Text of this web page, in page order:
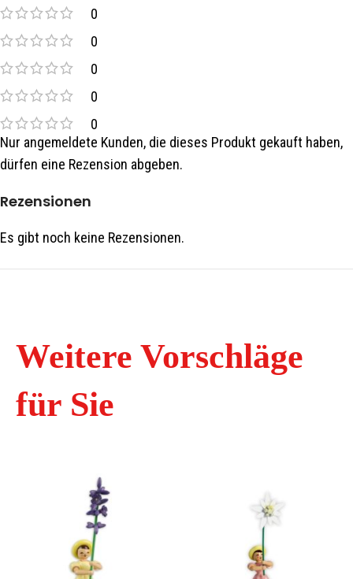
0
0
0
0
0
Rezensionen
Es gibt noch keine Rezensionen.
Nur angemeldete Kunden, die dieses Produkt gekauft haben,
dürfen eine Rezension abgeben.
Weitere Vorschläge
für Sie